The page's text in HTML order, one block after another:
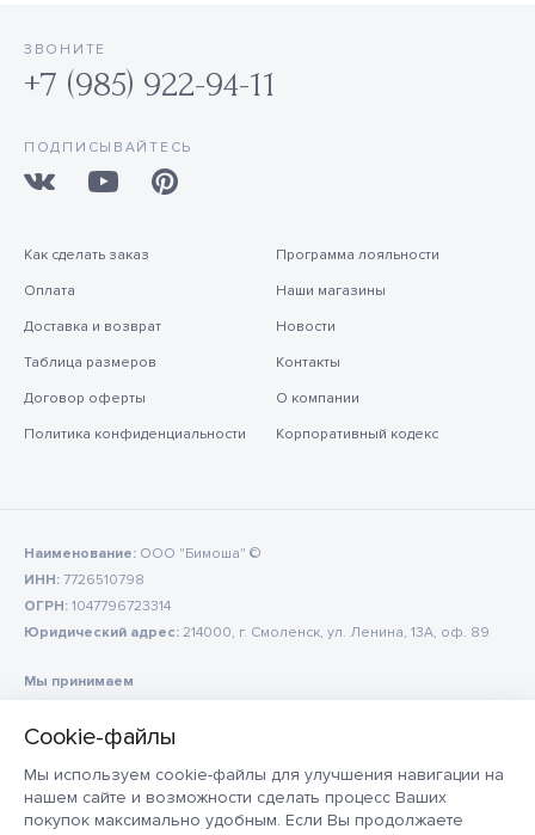
Мы используем cookie-файлы для улучшения навигации на
нашем сайте и возможности сделать процесс Ваших
покупок максимально удобным. Если Вы продолжаете
ЗВОНИТЕ
+7 (985) 922-94-11
ПОДПИСЫВАЙТЕСЬ
Как сделать заказ
Оплата
Доставка и возврат
Таблица размеров
Договор оферты
Политика конфиденциальности
Программа лояльности
Наши магазины
Новости
Контакты
О компании
Корпоративный кодекс
Наименование: ООО "Бимоша" ©
ИНН: 7726510798
ОГРН: 1047796723314
Юридический адрес: 214000, г. Смоленск, ул. Ленина, 13А, оф. 89
Мы принимаем